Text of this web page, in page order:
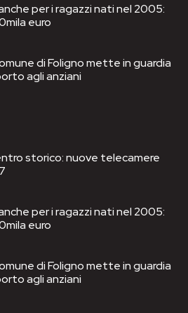
per i ragazzi nati nel 2005:
euro
di Foligno mette in guardia
agli anziani
storico: nuove telecamere
per i ragazzi nati nel 2005:
euro
di Foligno mette in guardia
agli anziani